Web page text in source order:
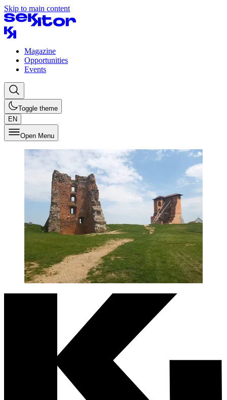
Skip to main content
Magazine
Opportunities
Events
Toggle theme
EN
Open Menu